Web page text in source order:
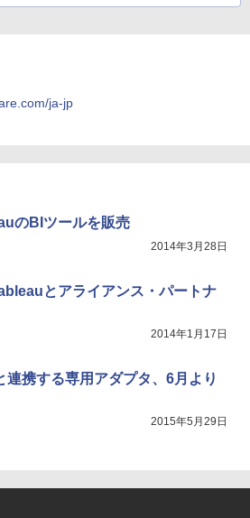
ja-jp
のBIツールを販売
2014年3月28日
とアライアンス・パートナ
2014年1月17日
携する専用アダプタ、6月より
2015年5月29日